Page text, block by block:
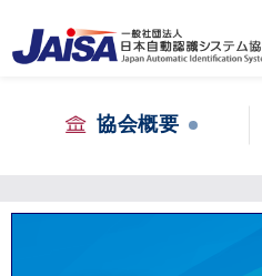
協会概要